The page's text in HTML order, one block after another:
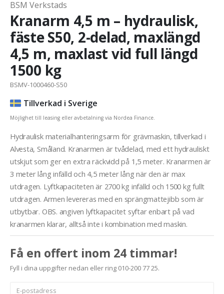
BSM Verkstads
Kranarm 4,5 m – hydraulisk,
fäste S50, 2-delad, maxlängd
4,5 m, maxlast vid full längd
1500 kg
BSMV-1000460-S50
Tillverkad i Sverige
Möjlighet till leasing eller avbetalning via Nordea Finance.
Hydraulisk materialhanteringsarm för grävmaskin, tillverkad i
Alvesta, Småland. Kranarmen är tvådelad, med ett hydrauliskt
utskjut som ger en extra räckvidd på 1,5 meter. Kranarmen är
3 meter lång infälld och 4,5 meter lång när den är max
utdragen. Lyftkapaciteten är 2700 kg infälld och 1500 kg fullt
utdragen. Armen levereras med en sprängmattejibb som är
utbytbar. OBS. angiven lyftkapacitet syftar enbart på vad
kranarmen klarar, alltså inte i kombination med maskin.
Få en offert inom 24 timmar!
Fyll i dina uppgifter nedan eller ring 010-200 77 25.